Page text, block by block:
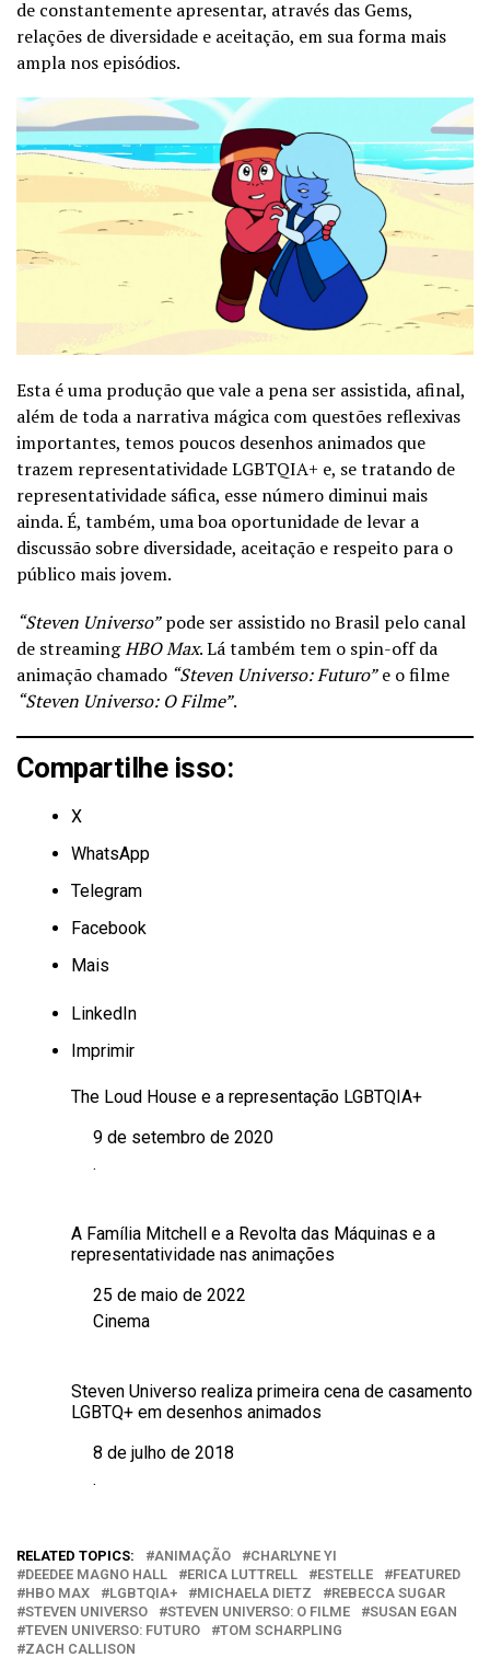
de constantemente apresentar, através das Gems,
relações de diversidade e aceitação, em sua forma mais
ampla nos episódios.
Esta é uma produção que vale a pena ser assistida, afinal,
além de toda a narrativa mágica com questões reflexivas
importantes, temos poucos desenhos animados que
trazem representatividade LGBTQIA+ e, se tratando de
representatividade sáfica, esse número diminui mais
ainda. É, também, uma boa oportunidade de levar a
discussão sobre diversidade, aceitação e respeito para o
público mais jovem.
“Steven Universo”pode ser assistido no Brasil pelo canal
de streamingHBO Max. Lá também tem o spin-off da
animação chamado “Steven Universo: Futuro”e o filme
“Steven Universo: O Filme”.
Compartilhe isso:
X
WhatsApp
Telegram
Facebook
Mais
LinkedIn
Imprimir
The Loud House e a representação LGBTQIA+
Data
9 de setembro de 2020
Em relação a
.
A Família Mitchell e a Revolta das Máquinas e a
representatividade nas animações
Data
25 de maio de 2022
Em relação a
Cinema
Steven Universo realiza primeira cena de casamento
LGBTQ+ em desenhos animados
Data
8 de julho de 2018
Em relação a
.
RELATED TOPICS: ANIMAÇÃO
CHARLYNE YI
DEEDEE MAGNO HALL
ERICA LUTTRELL ESTELLE
FEATURED
HBO MAX
LGBTQIA+ MICHAELA DIETZ
REBECCA SUGAR
STEVEN UNIVERSO
STEVEN UNIVERSO: O FILME
SUSAN EGAN
TEVEN UNIVERSO: FUTURO
TOM SCHARPLING
ZACH CALLISON